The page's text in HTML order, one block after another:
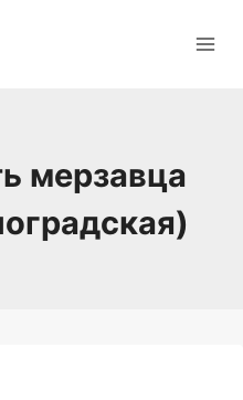
мерзавца